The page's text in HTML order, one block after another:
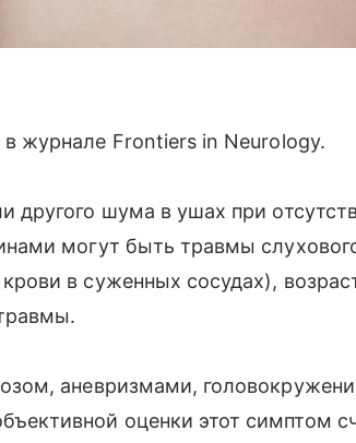
журнале Frontiers in Neurology.
другого шума в ушах при
могут быть травмы
в суженных сосудах),
аневризмами,
оценки этот симптом